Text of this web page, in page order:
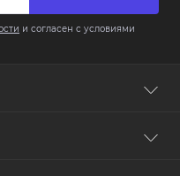
и согласен с условиями